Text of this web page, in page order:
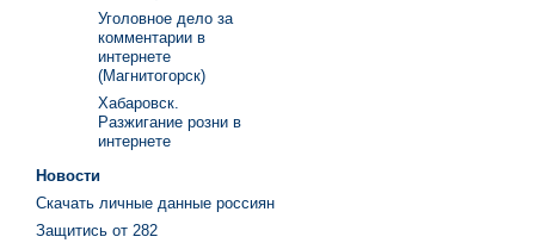
Уголовное дело за
комментарии в
интернете
(Магнитогорск)
Хабаровск.
Разжигание розни в
интернете
Новости
Скачать личные данные россиян
Защитись от 282